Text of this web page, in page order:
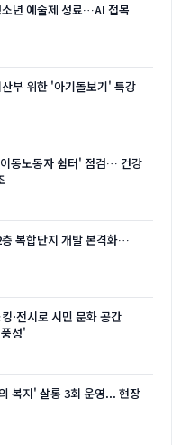
년 예술제 성료…AI 접목
부 위한 '아기돌보기' 특강
동노동자 쉼터' 점검… 건강
복합단지 개발 본격화…
·전시로 시민 문화 공간
성'
복지' 살롱 3회 운영... 현장